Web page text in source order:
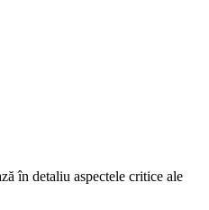
în detaliu aspectele critice ale